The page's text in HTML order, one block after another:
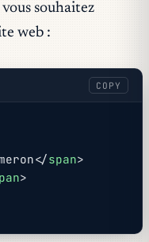
souhaitez
web :
COPY
span>
>